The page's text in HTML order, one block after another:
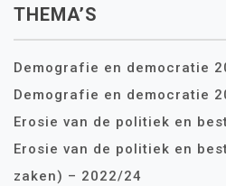
THEMA’S
Demografie en democratie
Demografie en democratie
Erosie van de politiek en
Erosie van de politiek en
zaken) – 2022/24